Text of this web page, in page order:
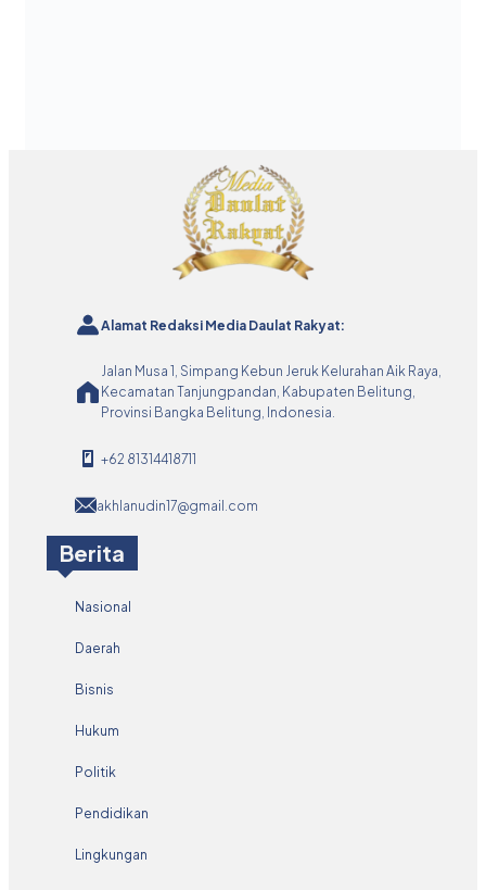
Alamat Redaksi Media Daulat Rakyat:
Jalan Musa 1, Simpang Kebun Jeruk Kelurahan Aik Raya,
Kecamatan Tanjungpandan, Kabupaten Belitung,
Provinsi Bangka Belitung, Indonesia.
+62 81314418711
akhlanudin17@gmail.com
Berita
Nasional
Daerah
Bisnis
Hukum
Politik
Pendidikan
Lingkungan